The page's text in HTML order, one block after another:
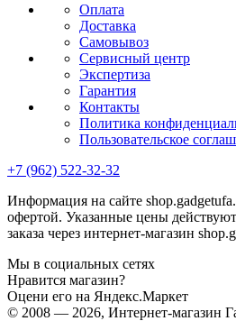
Оплата
Доставка
Самовывоз
Сервисный центр
Экспертиза
Гарантия
Контакты
Политика
Пользовательское
+7 (962) 522-32-32
Информация на сайте
офертой. Указанные цены
заказа через интернет-магазин
Мы в социальных сетях
Нравится магазин?
Оцени его на Яндекс.Маркет
© 2008 — 2026, Интернет-магазин